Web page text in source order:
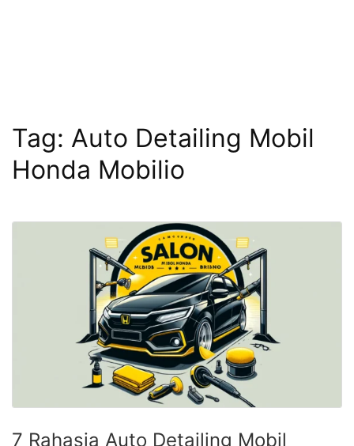
Tag: Auto Detailing Mobil
Honda Mobilio
7 Rahasia Auto Detailing Mobil